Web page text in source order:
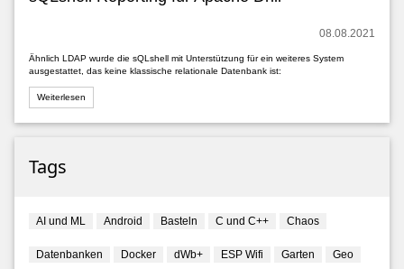
08.08.2021
Ähnlich LDAP wurde die sQLshell mit Unterstützung für ein weiteres System
ausgestattet, das keine klassische relationale Datenbank ist:
Weiterlesen
Tags
AI und ML Android Basteln C und C++ Chaos
Datenbanken Docker dWb+ ESP Wifi Garten Geo